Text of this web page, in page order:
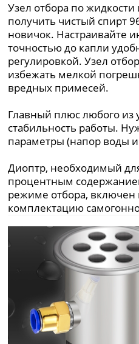
Узел отбора по
получить чистый спирт
новичок. Настраивайте
точностью до капли
регулировкой. Узел
избежать мелкой
вредных примесей.
Главный плюс любого из
стабильность работы.
параметры (напор воды
Диоптр, необходимый
процентным
режиме отбора, включен
комплектацию